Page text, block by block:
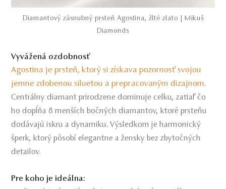
Diamantový zásnubný prsteň Agostina, žlté zlato | Mikuš
Diamonds
Vyvážená ozdobnosť
Agostina je prsteň, ktorý si získava pozornosť svojou
jemne zdobenou siluetou a prepracovaným dizajnom.
Centrálny diamant prirodzene dominuje celku, zatiaľ čo
ho dopĺňa 8 menších bočných diamantov, ktoré prsteňu
dodávajú iskru a dynamiku. Výsledkom je harmonický
šperk, ktorý pôsobí elegantne a žensky bez zbytočných
detailov.
Pre koho je ideálna: